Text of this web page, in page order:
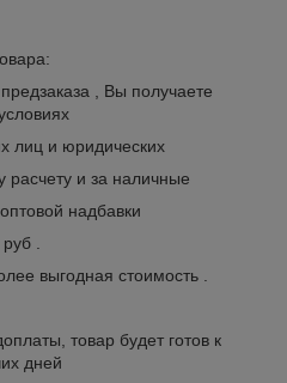
, Вы получаете
лиц и юридических
и за наличные
надбавки
.
выгодная стоимость .
товар будет готов к
дней